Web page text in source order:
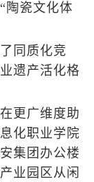
陶瓷文化体
同质化竞
遗产活化格
更广维度助
化职业学院
集团办公楼
业园区从闲